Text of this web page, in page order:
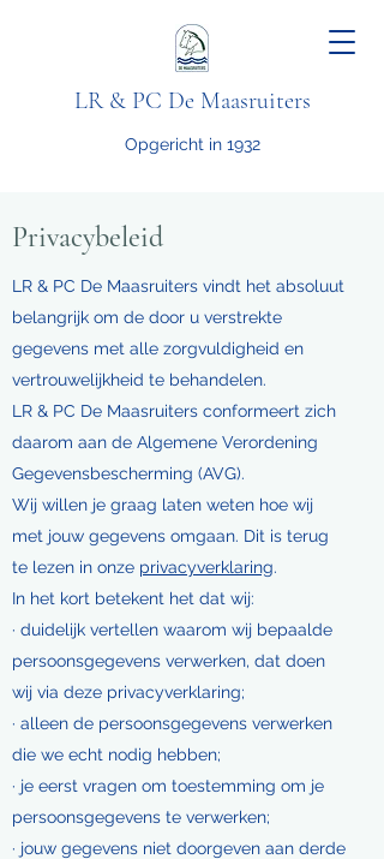
LR & PC De Maasruiters
Opgericht in 1932
Privacybeleid
LR & PC De Maasruiters vindt het absoluut
belangrijk om de door u verstrekte
gegevens met alle zorgvuldigheid en
vertrouwelijkheid te behandelen.
LR & PC De Maasruiters conformeert zich
daarom aan de Algemene Verordening
Gegevensbescherming (AVG).
Wij willen je graag laten weten hoe wij
met jouw gegevens omgaan. Dit is terug
te lezen in onze privacyverklaring.
In het kort betekent het dat wij:
· duidelijk vertellen waarom wij bepaalde
persoonsgegevens verwerken, dat doen
wij via deze privacyverklaring;
· alleen de persoonsgegevens verwerken
die we echt nodig hebben;
· je eerst vragen om toestemming om je
persoonsgegevens te verwerken;
· jouw gegevens niet doorgeven aan derde